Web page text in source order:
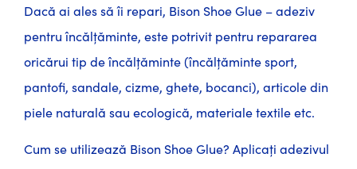
Dacă ai ales să îi repari, Bison Shoe Glue – adeziv
pentru încălțăminte, este potrivit pentru repararea
oricărui tip de încălțăminte (încălțăminte sport,
pantofi, sandale, cizme, ghete, bocanci), articole din
piele naturală sau ecologică, materiale textile etc.
Cum se utilizează Bison Shoe Glue? Aplicați adezivul